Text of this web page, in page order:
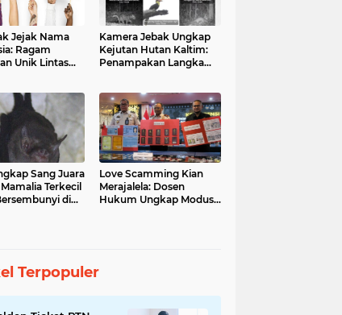
Jejak Nama
Ragam
Unik Lintas
Kamera Jebak Ungkap
Kejutan Hutan Kaltim:
Penampakan Langka
Sang Juara
Terkecil
di
Love Scamming Kian
Merajalela: Dosen
Hukum Ungkap Modus
Terpopuler